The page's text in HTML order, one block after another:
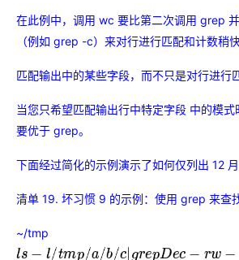
在此例中，调用 wc 要比第二次调用 grep
（例如 grep -c）来对行进行匹配和计数稍快
匹配输出中的某些字段，而不只是对行进行
当您只希望匹配输出行中特定字段 中的模
要优于 grep。
下面经过简化的示例演示了如何仅列出 12 月
清单 19. 坏习惯 9 的示例：使用 grep 来查
~/tmp
ls− l/t mp/a/b/c|grepD ec−rw−r−− r−−7joejo